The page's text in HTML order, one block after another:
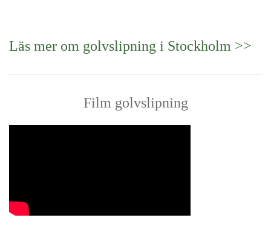
Läs mer om golvslipning i Stockholm >>
Film golvslipning